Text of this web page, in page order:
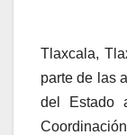
Tlaxcala,
parte de las
del Estado